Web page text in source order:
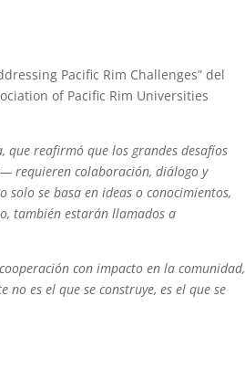
Pacific Rim Challenges” del
of Pacific Rim Universities
que reafirmó que los grandes desafíos
requieren colaboración, diálogo y
se basa en ideas o conocimientos,
también estarán llamados a
con impacto en la comunidad,
no es el que se construye, es el que se